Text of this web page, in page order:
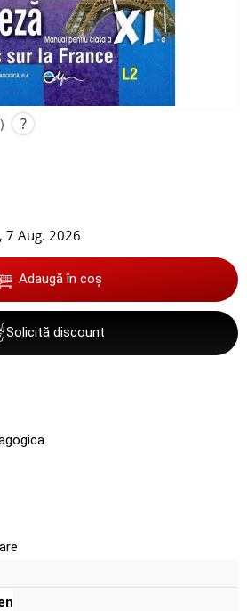
?
7 Aug. 2026
Adaugă în coș
Solicită discount